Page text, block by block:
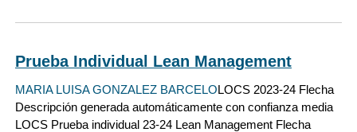
Prueba Individual Lean Management
MARIA LUISA GONZALEZ BARCELOLOCS 2023-24 Flecha
Descripción generada automáticamente con confianza media
LOCS Prueba individual 23-24 Lean Management Flecha